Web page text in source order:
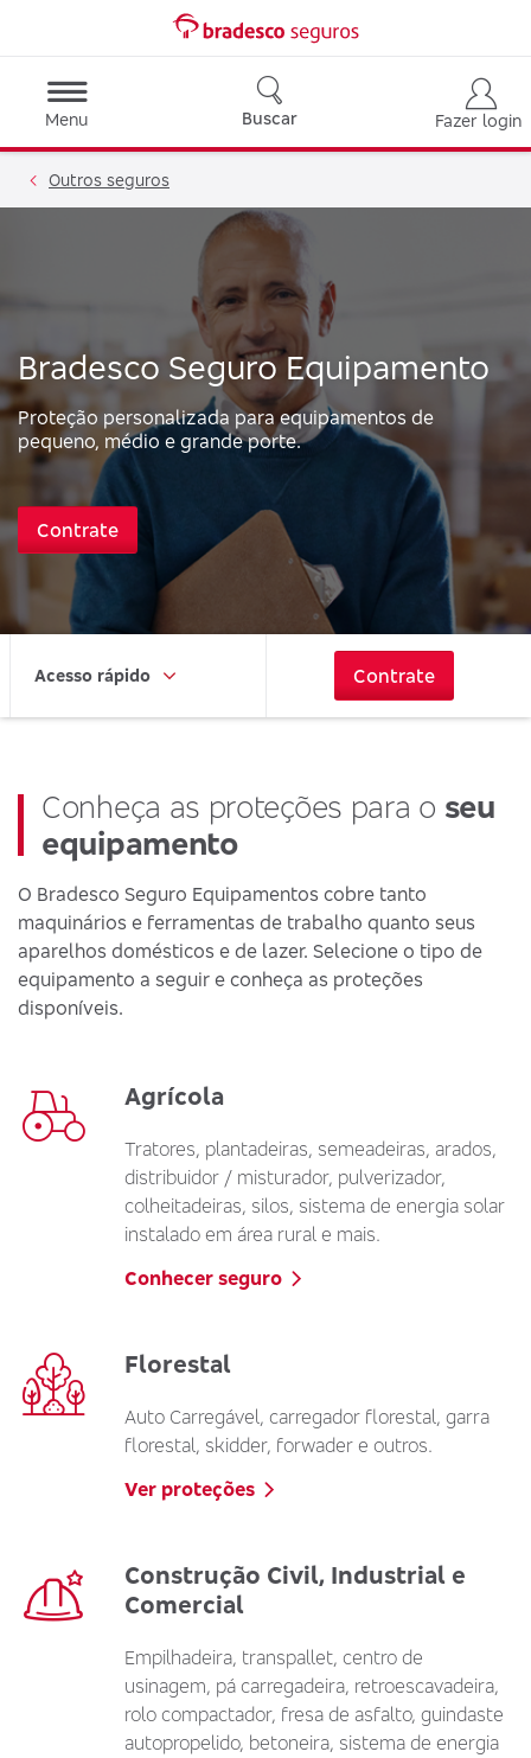
Menu Buscar Fazer login
Outros seguros
Bradesco Seguro Equipamento
Proteção personalizada para equipamentos de
pequeno, médio e grande porte.
Contrate
Acesso rápido Contrate
Conheça as proteções para o seu
equipamento
O Bradesco Seguro Equipamentos cobre tanto
maquinários e ferramentas de trabalho quanto seus
aparelhos domésticos e de lazer. Selecione o tipo de
equipamento a seguir e conheça as proteções
disponíveis.
Agrícola
Tratores, plantadeiras, semeadeiras, arados,
distribuidor / misturador, pulverizador,
colheitadeiras, silos, sistema de energia solar
instalado em área rural e mais.
Conhecer seguro
Florestal
Auto Carregável, carregador florestal, garra
florestal, skidder, forwader e outros.
Ver proteções
Construção Civil, Industrial e
Comercial
Empilhadeira, transpallet, centro de
usinagem, pá carregadeira, retroescavadeira,
rolo compactador, fresa de asfalto, guindaste
autopropelido, betoneira, sistema de energia